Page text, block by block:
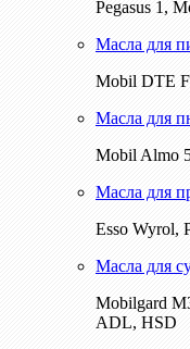
Pegasus 1,
Масла для
Mobil DTE
Масла для
Mobil Almo
Масла для
Esso Wyrol,
Масла для
Mobilgard
ADL, HSD